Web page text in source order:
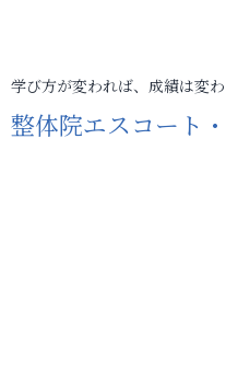
学び方が変われば、成績は変わ
整体院エスコート